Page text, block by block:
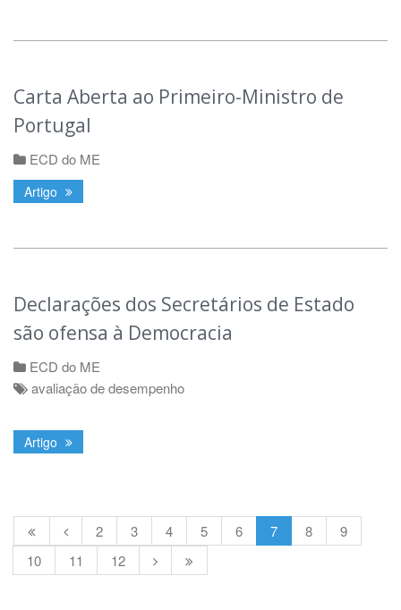
Carta Aberta ao Primeiro-Ministro de
Portugal
ECD do ME
Artigo
Declarações dos Secretários de Estado
são ofensa à Democracia
ECD do ME
avaliação de desempenho
Artigo
2 3 4 5 6 7 8
9
10
11 12